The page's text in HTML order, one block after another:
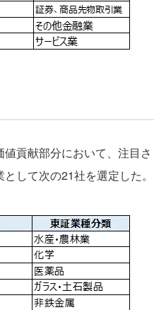
貢献部分において、注目さ
して次の21社を選定した。